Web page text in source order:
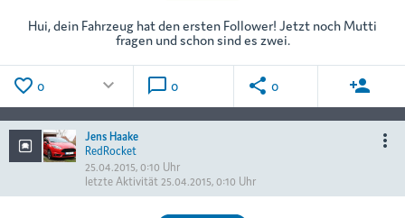
Hui, dein Fahrzeug hat den ersten Follower! Jetzt noch Mutti
fragen und schon sind es zwei.
favorite_border 0 keyboard_arrow_down chat_bubble_outline 0 share 0 person_add
more_vert
Jens Haake
RedRocket
25.04.2015, 0:10 Uhr
letzte Aktivität 25.04.2015, 0:10 Uhr